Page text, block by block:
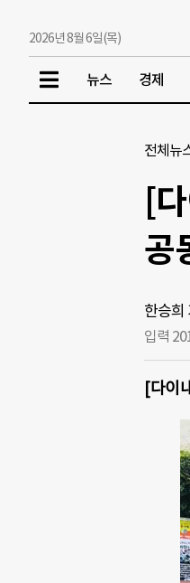
2026년 8월 6일(목)
뉴스 경제
전체뉴
[
공
한승희
입력
[다이